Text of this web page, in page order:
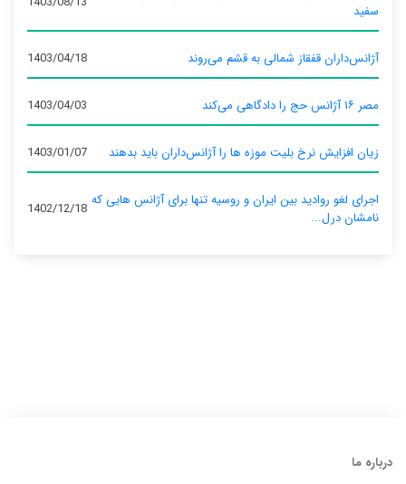
سفید
آژانس‌داران قفقاز شمالی به قشم می‌روند 1403/04/18
مصر ۱۶ آژانس حج را دادگاهی می‌کند 1403/04/03
زیان افزایش نرخ بلیت موزه ها را آژانس‌داران باید بدهند 1403/01/07
اجرای لغو روادید بین ایران و روسیه تنها برای آژانس‌ هایی که
نامشان درل...
1402/12/18
درباره ما